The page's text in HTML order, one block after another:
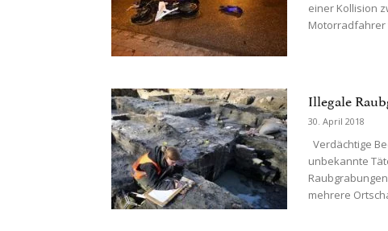
einer Kollision
Motorradfahrer
Illegale
30. April 2018
Verdächtige
unbekannte
mehrere